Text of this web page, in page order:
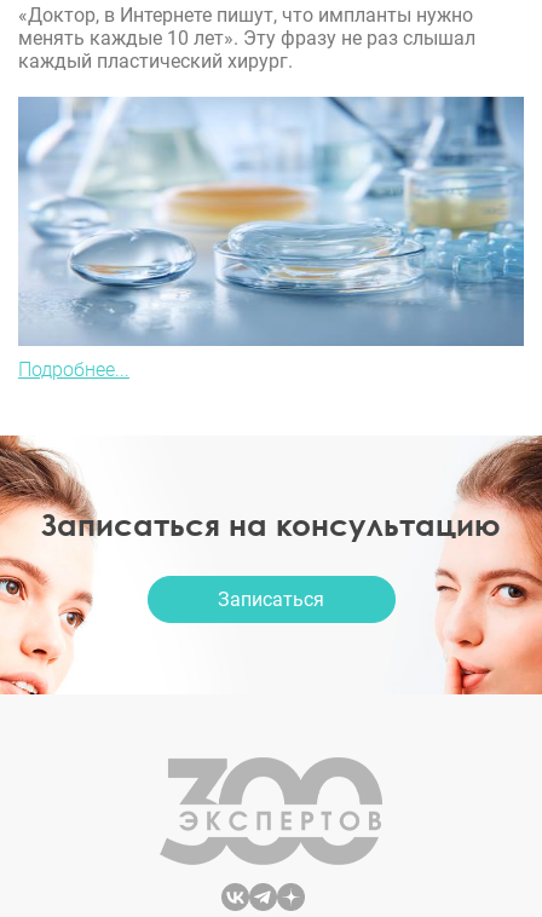
«Доктор, в Интернете пишут, что импланты нужно
менять каждые 10 лет». Эту фразу не раз слышал
каждый пластический хирург.
Подробнее...
Записаться на консультацию
Записаться